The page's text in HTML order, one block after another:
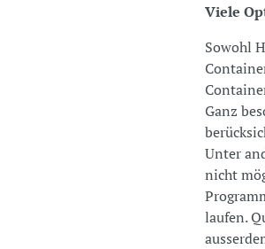
Viele
Sowohl
Ganz
Unter
nicht
laufen.